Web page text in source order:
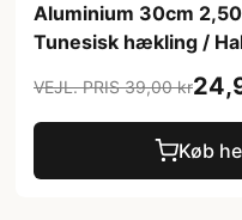
Aluminium 30cm
Tunesisk hækling /
VEJL. PRIS 39,00 kr
Køb